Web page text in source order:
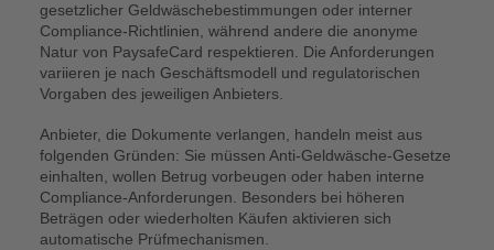
gesetzlicher Geldwäschebestimmungen oder interner
Compliance-Richtlinien, während andere die anonyme
Natur von PaysafeCard respektieren. Die Anforderungen
variieren je nach Geschäftsmodell und regulatorischen
Vorgaben des jeweiligen Anbieters.
Anbieter, die Dokumente verlangen, handeln meist aus
folgenden Gründen: Sie müssen Anti-Geldwäsche-Gesetze
einhalten, wollen Betrug vorbeugen oder haben interne
Compliance-Anforderungen. Besonders bei höheren
Beträgen oder wiederholten Käufen aktivieren sich
automatische Prüfmechanismen.